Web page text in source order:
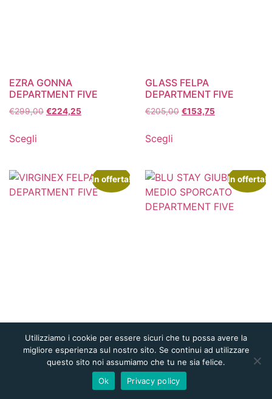
EZRA GONNA
DEPARTMENT FIVE
€299,00 €224,25
Scegli
GLASS FELPA
DEPARTMENT FIVE
€205,00 €153,75
Scegli
In offerta! In offerta!
Utilizziamo i cookie per essere sicuri che tu possa avere la
migliore esperienza sul nostro sito. Se continui ad utilizzare
questo sito noi assumiamo che tu ne sia felice.
Ok
Privacy policy